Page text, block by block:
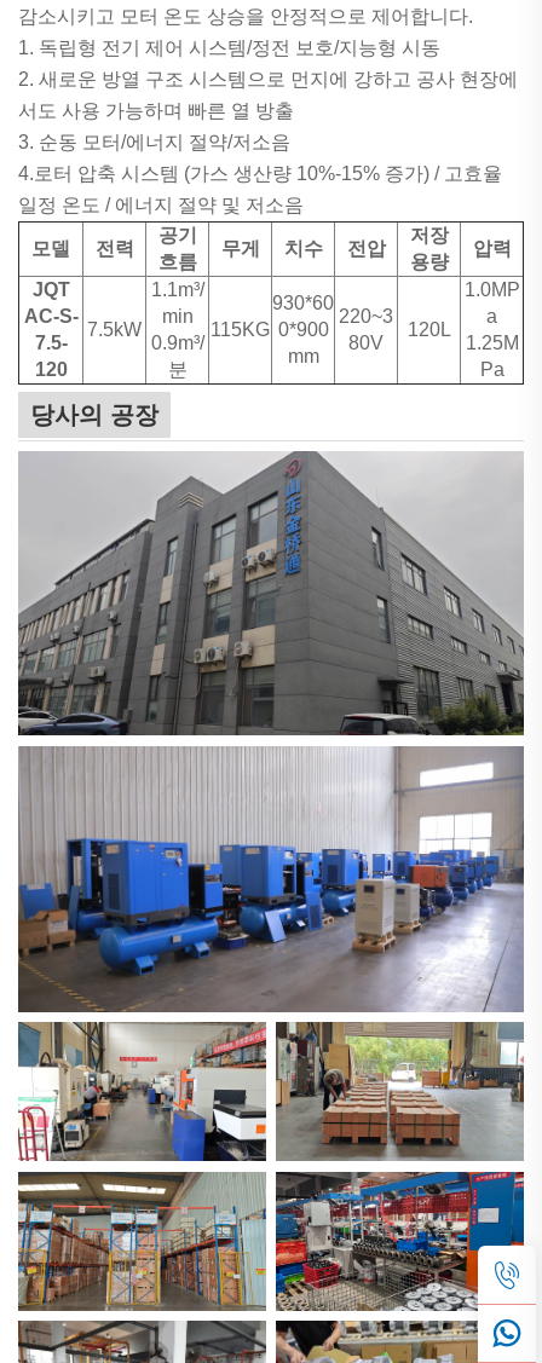
감소시키고 모터 온도 상승을 안정적으로 제어합니다.
1. 독립형 전기 제어 시스템/정전 보호/지능형 시동
2. 새로운 방열 구조 시스템으로 먼지에 강하고 공사 현장에
서도 사용 가능하며 빠른 열 방출
3. 순동 모터/에너지 절약/저소음
4.로터 압축 시스템 (가스 생산량 10%-15% 증가) / 고효율
일정 온도 / 에너지 절약 및 저소음
모델 전력
공기
흐름
무게 치수 전압
저장
용량
압력
JQT
AC-S-
7.5-
120
7.5kW
1.1m³/
min
0.9m³/
분
115KG
930*60
0*900
mm
220~3
80V
120L
1.0MP
a
1.25M
Pa
당사의 공장